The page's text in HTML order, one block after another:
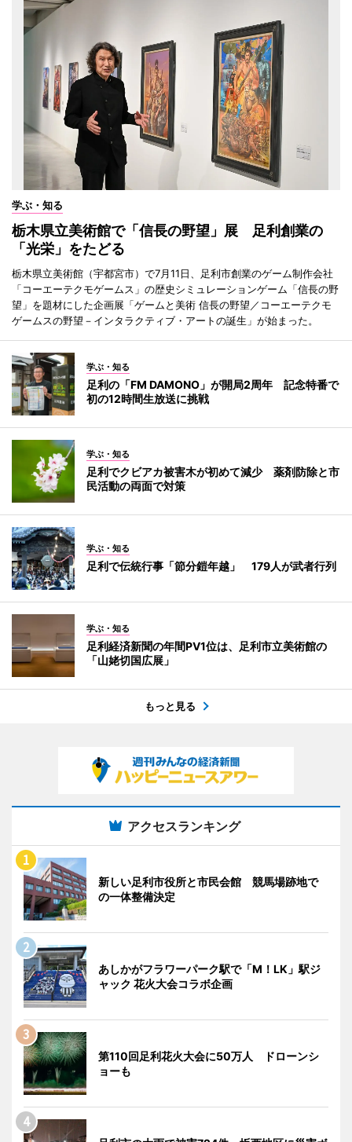
学ぶ・知る
栃木県立美術館で「信長の野望」展 足利創業の
「光栄」をたどる
栃木県立美術館（宇都宮市）で7月11日、足利市創業のゲーム制作会社
「コーエーテクモゲームス」の歴史シミュレーションゲーム「信長の野
望」を題材にした企画展「ゲームと美術 信長の野望／コーエーテクモ
ゲームスの野望－インタラクティブ・アートの誕生」が始まった。
学ぶ・知る
足利の「FM DAMONO」が開局2周年 記念特番で
初の12時間生放送に挑戦
学ぶ・知る
足利でクビアカ被害木が初めて減少 薬剤防除と市
民活動の両面で対策
学ぶ・知る
足利で伝統行事「節分鎧年越」 179人が武者行列
学ぶ・知る
足利経済新聞の年間PV1位は、足利市立美術館の
「山姥切国広展」
もっと見る
アクセスランキング
新しい足利市役所と市民会館 競馬場跡地で
の一体整備決定
あしかがフラワーパーク駅で「M！LK」駅ジ
ャック 花火大会コラボ企画
第110回足利花火大会に50万人 ドローンシ
ョーも